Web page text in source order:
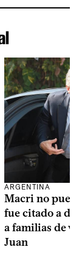
ARGENTINA
Macri no
fue citado a
a familias de
Juan